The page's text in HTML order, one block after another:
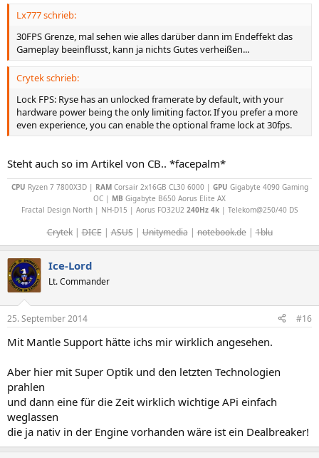
Lx777 schrieb:
30FPS Grenze, mal sehen wie alles darüber dann im Endeffekt das
Gameplay beeinflusst, kann ja nichts Gutes verheißen...
Crytek schrieb:
Lock FPS: Ryse has an unlocked framerate by default, with your
hardware power being the only limiting factor. If you prefer a more
even experience, you can enable the optional frame lock at 30fps.
Steht auch so im Artikel von CB.. *facepalm*
CPU Ryzen 7 7800X3D | RAMCorsair 2x16GB CL30 6000 | GPU Gigabyte 4090 Gaming
OC | MB Gigabyte B650 Aorus Elite AX
Fractal Design North | NH-D15 | Aorus FO32U2 240Hz 4k | Telekom@250/40 DS
Crytek|DICE|ASUS|Unitymedia|notebook.de|1blu
Ice-Lord
Lt. Commander
25. September 2014 #16
Mit Mantle Support hätte ichs mir wirklich angesehen.
Aber hier mit Super Optik und den letzten Technologien
prahlen
und dann eine für die Zeit wirklich wichtige APi einfach
weglassen
die ja nativ in der Engine vorhanden wäre ist ein Dealbreaker!